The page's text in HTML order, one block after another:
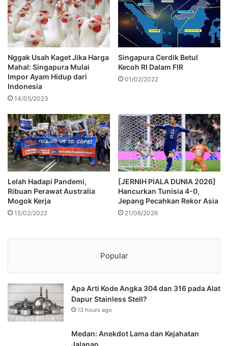
Nggak Usah Kaget Jika Harga
Mahal: Singapura Mulai
Impor Ayam Hidup dari
Indonesia
14/05/2023
Singapura Cerdik Betul
Kecoh RI Dalam FIR
01/02/2022
Lelah Hadapi Pandemi,
Ribuan Perawat Australia
Mogok Kerja
15/02/2022
[JERNIH PIALA DUNIA 2026]
Hancurkan Tunisia 4-0,
Jepang Pecahkan Rekor Asia
21/06/2026
Popular
Apa Arti Kode Angka 304 dan 316 pada Alat
Dapur Stainless Stell?
13 hours ago
Medan: Anekdot Lama dan Kejahatan